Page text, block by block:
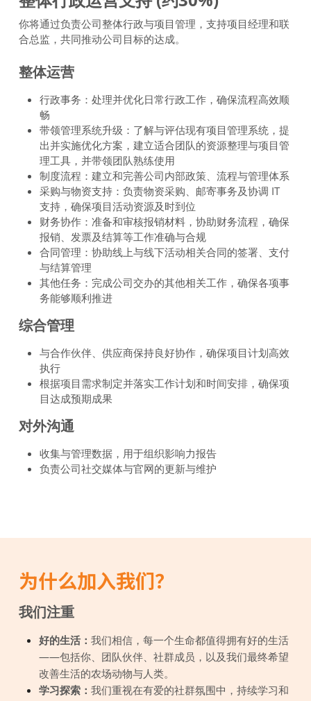
你将通过负责公司整体行政与项目管理，支持项目经理和联
合总监，共同推动公司目标的达成。
整体运营
行政事务：处理并优化日常行政工作，确保流程高效顺
畅
带领管理系统升级：了解与评估现有项目管理系统，提
出并实施优化方案，建立适合团队的资源整理与项目管
理工具，并带领团队熟练使用
制度流程：建立和完善公司内部政策、流程与管理体系
采购与物资支持：负责物资采购、邮寄事务及协调 IT
支持，确保项目活动资源及时到位
财务协作：准备和审核报销材料，协助财务流程，确保
报销、发票及结算等工作准确与合规
合同管理：协助线上与线下活动相关合同的签署、支付
与结算管理
其他任务：完成公司交办的其他相关工作，确保各项事
务能够顺利推进
综合管理
与合作伙伴、供应商保持良好协作，确保项目计划高效
执行
根据项目需求制定并落实工作计划和时间安排，确保项
目达成预期成果
对外沟通
收集与管理数据，用于组织影响力报告
负责公司社交媒体与官网的更新与维护
为什么加入我们？
我们注重
好的生活：我们相信，每一个生命都值得拥有好的生活
——包括你、团队伙伴、社群成员，以及我们最终希望
改善生活的农场动物与人类。
学习探索：我们重视在有爱的社群氛围中，持续学习和